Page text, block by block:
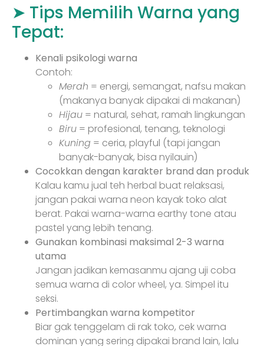
➤ Tips Memilih Warna yang
Tepat:
Kenali psikologi warna
Contoh:
Merah = energi, semangat, nafsu makan
(makanya banyak dipakai di makanan)
Hijau = natural, sehat, ramah lingkungan
Biru = profesional, tenang, teknologi
Kuning = ceria, playful (tapi jangan
banyak-banyak, bisa nyilauin)
Cocokkan dengan karakter brand dan produk
Kalau kamu jual teh herbal buat relaksasi,
jangan pakai warna neon kayak toko alat
berat. Pakai warna-warna earthy tone atau
pastel yang lebih tenang.
Gunakan kombinasi maksimal 2-3 warna
utama
Jangan jadikan kemasanmu ajang uji coba
semua warna di color wheel, ya. Simpel itu
seksi.
Pertimbangkan warna kompetitor
Biar gak tenggelam di rak toko, cek warna
dominan yang sering dipakai brand lain, lalu